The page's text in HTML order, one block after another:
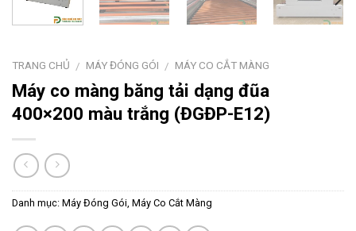
TRANG CHỦ / MÁY ĐÓNG GÓI / MÁY CO CẮT MÀNG
Máy co màng băng tải dạng đũa
400×200 màu trắng (ĐGĐP-E12)
Danh mục: Máy Đóng Gói, Máy Co Cắt Màng